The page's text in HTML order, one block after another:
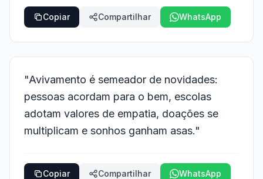
Copiar Compartilhar WhatsApp
"Avivamento é semeador de novidades:
pessoas acordam para o bem, escolas
adotam valores de empatia, doações se
multiplicam e sonhos ganham asas."
Copiar Compartilhar WhatsApp